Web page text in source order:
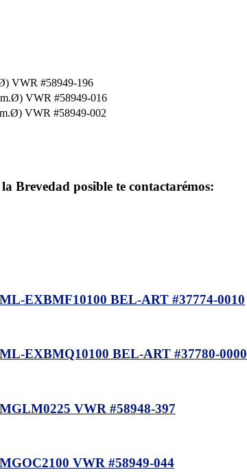
VWR #58949-196
VWR #58949-016
VWR #58949-002
Brevedad posible te contactarémos:
EXBMF10100 BEL-ART #37774-0010
EXBMQ10100 BEL-ART #37780-0000
VWR #58948-397
VWR #58949-044